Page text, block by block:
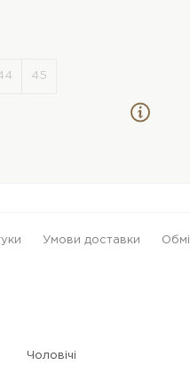
Умови доставки
Чоловічі